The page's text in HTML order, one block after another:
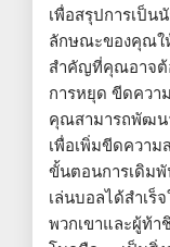
เพื่อสรุปการเป็
ลักษณะของคุณใ
สำคัญที่คุณอาจต้
การหยุด ขีดควา
คุณสามารถพัฒน
เพื่อเพิ่มขีดควา
ขั้นตอนการเดิม
เล่นบอลได้สำเร็
พวกเขาและผู้ท้